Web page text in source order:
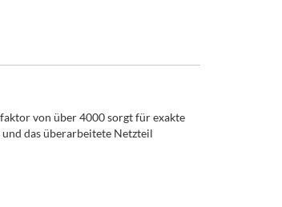
von über 4000 sorgt für exakte
das überarbeitete Netzteil